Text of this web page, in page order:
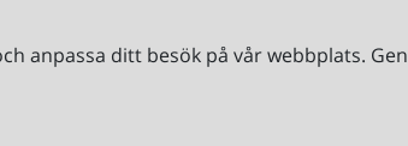
anpassa ditt besök på vår webbplats.